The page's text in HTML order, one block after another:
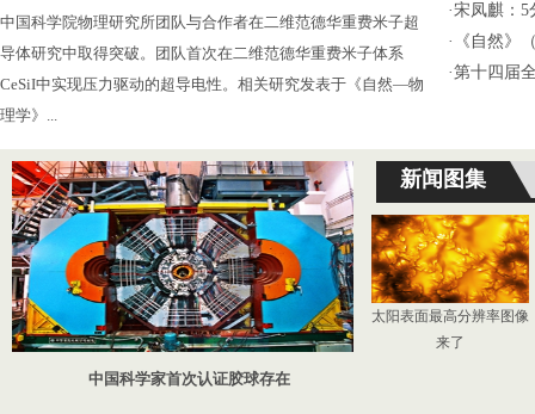
中国科学院物理研究所团队与合作者在二维范德华重费米子超
导体研究中取得突破。团队首次在二维范德华重费米子体系
CeSiI中实现压力驱动的超导电性。相关研究发表于《自然—物
理学》...
·宋凤麒：5
·
《自然》
·第十四届
中国科学家首次认证胶球存在
新闻图集
太阳表面最高分辨率图像
来了